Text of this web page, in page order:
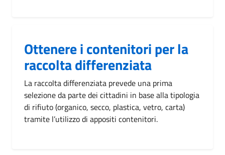
Ottenere i contenitori per la
raccolta differenziata
La raccolta differenziata prevede una prima
selezione da parte dei cittadini in base alla tipologia
di rifiuto (organico, secco, plastica, vetro, carta)
tramite l’utilizzo di appositi contenitori.